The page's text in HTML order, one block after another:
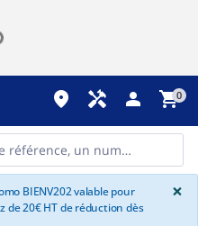
place handyman person shopping_cart0
BIENV202 valable pour
de 20€ HT de réduction dès
×